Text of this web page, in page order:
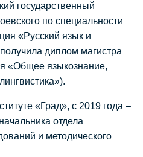
государственный
по специальности
«Русский язык и
диплом магистра
«Общее языкознание,
«Град», с 2019 года –
отдела
и методического